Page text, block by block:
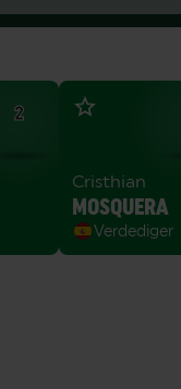
2
Cristhian
MOSQUERA
Verdediger